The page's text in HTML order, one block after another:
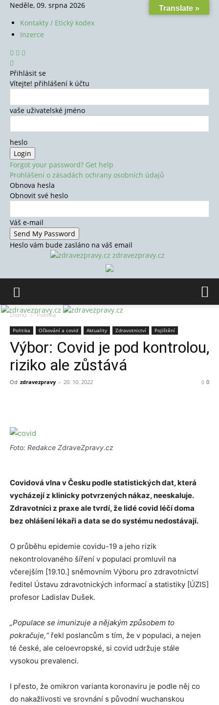
Neděle, 09. srpna 2026
Kontakty / Etický kodex
Inzerce
Přihlásit se
Vítejte! přihlášení k účtu
vaše uživatelské jméno
heslo
Forgot your password? Get help
Prohlášení o zásadách ochrany osobních údajů
Obnova hesla
Obnovit své heslo
Váš e-mail
Heslo vám bude zasláno na váš email
zdravezpravy.cz
Domů Politika
Politika Očkování a covid Aktuality Zdravotnictví Pojištění
Výbor: Covid je pod kontrolou,
riziko ale zůstává
Od zdravezpravy - 20. 10. 2022 0
Foto: Redakce ZdraveZpravy.cz
Covidová vlna v Česku podle statistických dat, která
vycházejí z klinicky potvrzených nákaz, neeskaluje.
Zdravotníci z praxe ale tvrdí, že lidé covid léčí doma
bez ohlášení lékaři a data se do systému nedostávají.
O průběhu epidemie covidu-19 a jeho rizik
nekontrolovaného šíření v populaci promluvil na
včerejším [19.10.] sněmovním Výboru pro zdravotnictví
ředitel Ústavu zdravotnických informací a statistiky [ÚZIS]
profesor Ladislav Dušek.
„Populace se imunizuje a nějakým způsobem to
pokračuje,“ řekl poslancům s tím, že v populaci, a nejen
té české, ale celoevropské, si covid udržuje stále
vysokou prevalenci.
I přesto, že omikron varianta koronaviru je podle něj co
do nakažlivosti ve srovnání s původní wuchanskou
Translate »